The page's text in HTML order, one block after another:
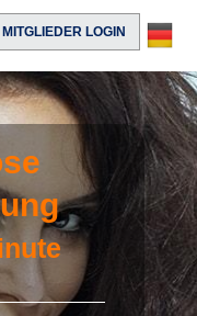
MITGLIEDER LOGIN